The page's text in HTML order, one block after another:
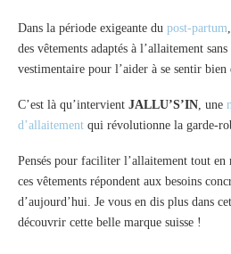
Dans la période exigeante du post-partum
des vêtements adaptés à l’allaitement
vestimentaire pour l’aider à se sentir bien
C’est là qu’intervient JALLU’S’IN, une
d’allaitement qui révolutionne la garde-
Pensés pour faciliter l’allaitement tout en
ces vêtements répondent aux besoins
d’aujourd’hui. Je vous en dis plus dans
découvrir cette belle marque suisse !